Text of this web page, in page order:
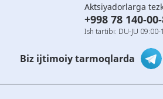
Aktsiyadorlarga
+998 78 140-
Ish tartibi: DU-JU 09:00-
Biz ijtimoiy tarmoqlarda